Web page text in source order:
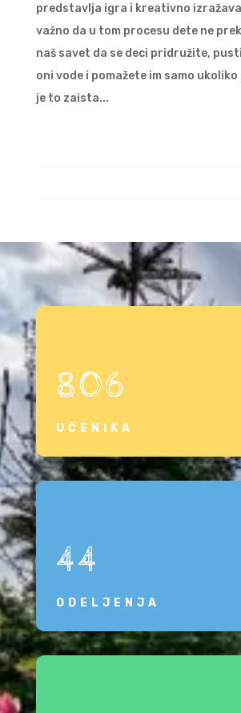
predstavlja igra i kreativno
važno da u tom procesu dete ne
naš savet da se deci pridružite,
oni vode i pomažete im samo
je to zaista...
806
UČENIKA
44
ODELJENJA